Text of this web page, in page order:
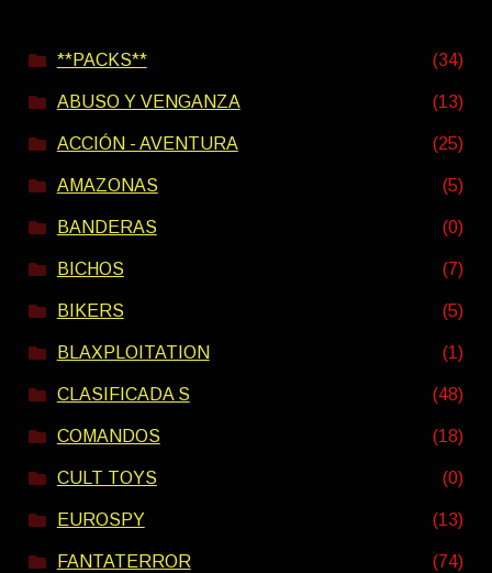
**PACKS** (34)
ABUSO Y VENGANZA (13)
ACCIÓN - AVENTURA (25)
AMAZONAS (5)
BANDERAS (0)
BICHOS (7)
BIKERS (5)
BLAXPLOITATION (1)
CLASIFICADA S (48)
COMANDOS (18)
CULT TOYS (0)
EUROSPY (13)
FANTATERROR (74)